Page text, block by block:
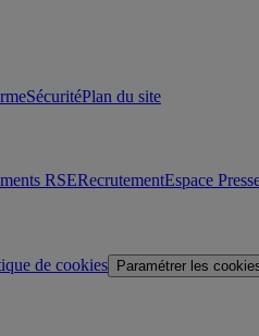
SécuritéPlan du site
RSERecrutementEspace
de cookies Paramétrer les